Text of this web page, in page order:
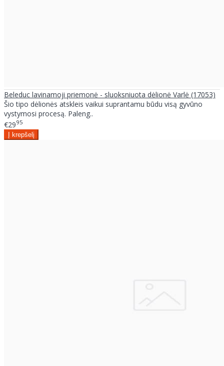
Beleduc lavinamoji priemonė - sluoksniuota dėlionė Varlė (17053)
Šio tipo dėlionės atskleis vaikui suprantamu būdu visą gyvūno
vystymosi procesą. Paleng..
€2995